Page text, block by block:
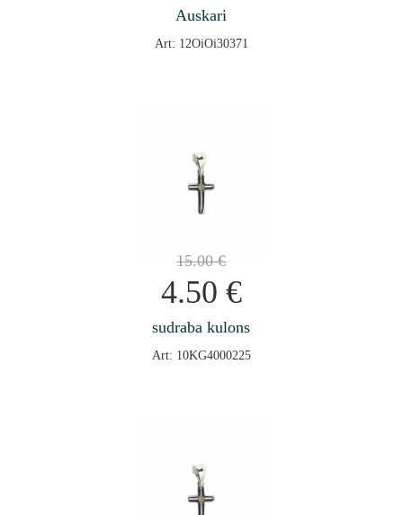
Auskari
Art: 12OiOi30371
15.00€
4.50 €
sudraba kulons
Art: 10KG4000225